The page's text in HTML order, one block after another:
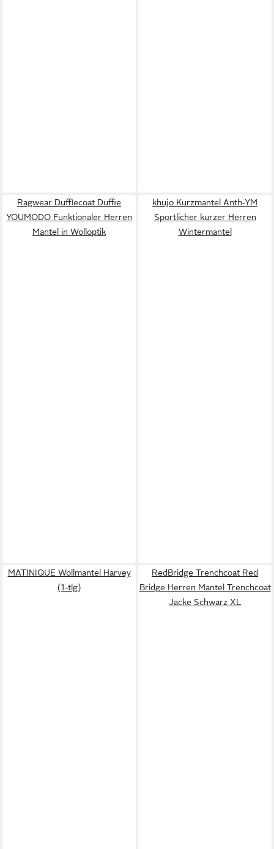
Ragwear Dufflecoat Duffie
YOUMODO Funktionaler Herren
Mantel in Wolloptik
khujo Kurzmantel Anth-YM
Sportlicher kurzer Herren
Wintermantel
MATINIQUE Wollmantel Harvey
(1-tlg)
RedBridge Trenchcoat Red
Bridge Herren Mantel Trenchcoat
Jacke Schwarz XL